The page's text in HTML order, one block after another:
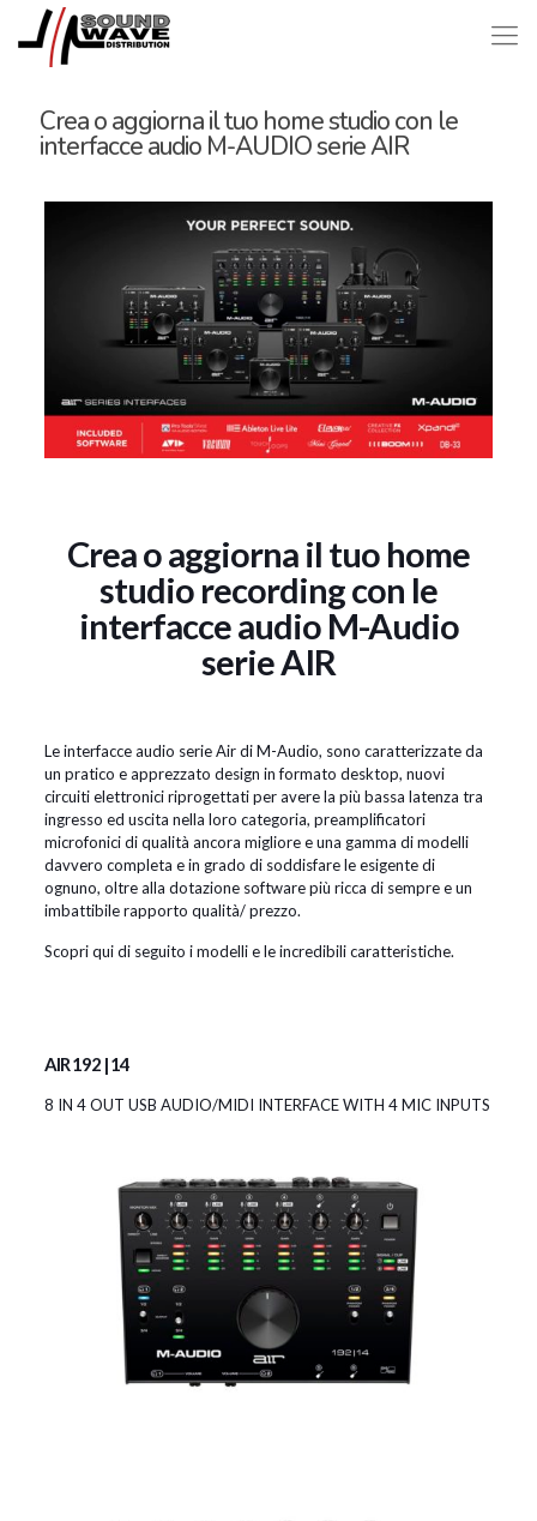
Crea o aggiorna il tuo home studio con le
interfacce audio M-AUDIO serie AIR
Crea o aggiorna il tuo home
studio recording con le
interfacce audio M-Audio
serie AIR
Le interfacce audio serie Air di M-Audio, sono caratterizzate da
un pratico e apprezzato design in formato desktop, nuovi
circuiti elettronici riprogettati per avere la più bassa latenza tra
ingresso ed uscita nella loro categoria, preamplificatori
microfonici di qualità ancora migliore e una gamma di modelli
davvero completa e in grado di soddisfare le esigente di
ognuno, oltre alla dotazione software più ricca di sempre e un
imbattibile rapporto qualità/ prezzo.
Scopri qui di seguito i modelli e le incredibili caratteristiche.
AIR 192 | 14
8 IN 4 OUT USB AUDIO/MIDI INTERFACE WITH 4 MIC INPUTS